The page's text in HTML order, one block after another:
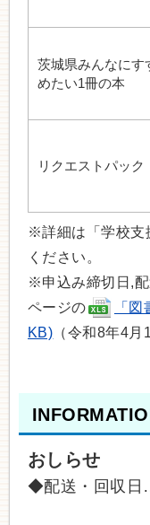
茨城県みんなにす
めたい1冊の本
リクエストパック
※詳細は「学校支
ください。
※申込み締切日,
ページの
「
KB) （令和8年4月
おしらせ
◆配送・回収日